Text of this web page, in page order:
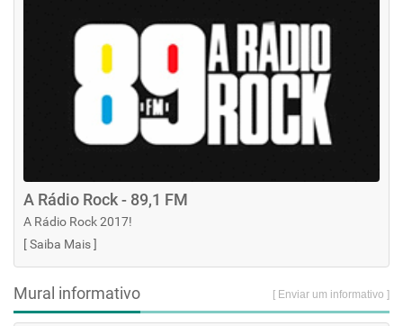
A Rádio Rock - 89,1 FM
A Rádio Rock 2017!
[Saiba Mais]
Mural informativo [ Enviar um informativo ]